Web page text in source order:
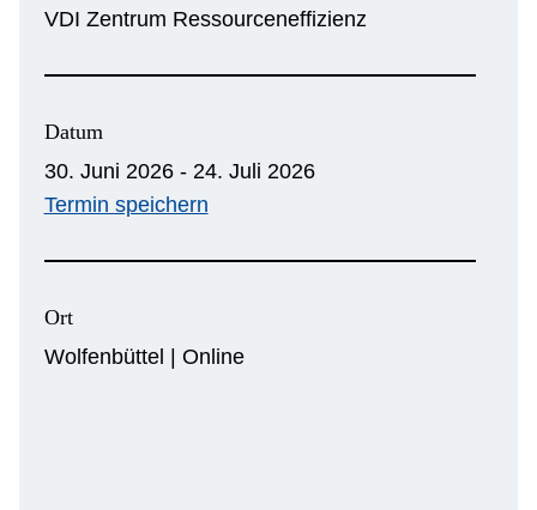
VDI Zentrum Ressourceneffizienz
Datum
30. Juni 2026 - 24. Juli 2026
Termin speichern
Ort
Wolfenbüttel | Online